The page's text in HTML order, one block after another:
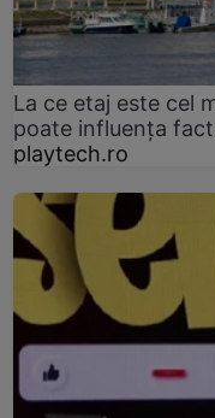
La ce etaj este cel
poate influența
playtech.ro